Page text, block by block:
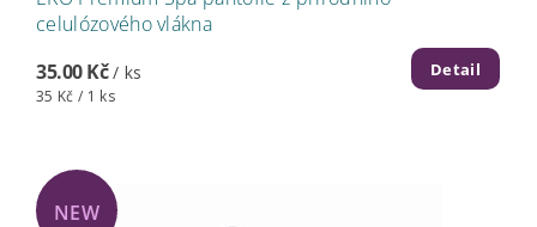
celulózového vlákna
35.00 Kč / ks
35 Kč / 1 ks
Detail
NEW